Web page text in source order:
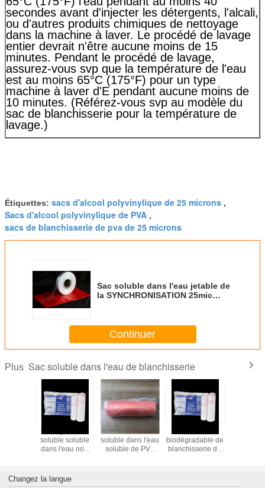
secondes avant d'injecter les détergents, l'alcali,
ou d'autres produits chimiques de nettoyage
dans la machine à laver. Le procédé de lavage
entier devrait n'être aucune moins de 15
minutes. Pendant le procédé de lavage,
assurez-vous svp que la température de l'eau
est au moins 65°C (175°F) pour un type
machine à laver d'E pendant aucune moins de
10 minutes. (Référez-vous svp au modèle du
sac de blanchisserie pour la température de
lavage.)
Étiquettes: sacs d'alcool polyvinylique de 25 microns ,
Sacs d'alcool polyvinylique de PVA ,
sacs de blanchisserie de pva de 25 microns
Sac soluble dans l'eau jetable de
la SYNCHRONISATION 25mic
Continuer
Plus Sac soluble dans l'eau de blanchisserie
soluble soluble
dans l'eau non
blanchisserie
25micron
soluble dans l'eau
soluble de PVA
l'alcool
biodégradable de
blanchisserie de
en plastique de
Changez la langue